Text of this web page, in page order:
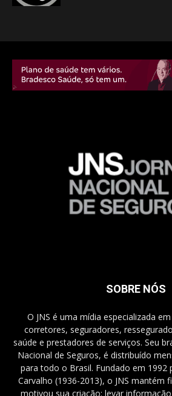
SOBRE NÓS
O JNS é uma mídia especializada
corretores, seguradores,
saúde e prestadores de serviços. Seu
Nacional de Seguros, é distribuído
para todo o Brasil. Fundado em 1992
Carvalho (1936-2013), o JNS mantém
motivou sua criação: levar